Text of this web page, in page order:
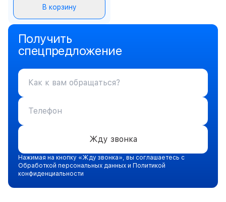
В корзину
Получить
спецпредложение
Жду звонка
Нажимая на кнопку «Жду звонка», вы соглашаетесь с
Обработкой персональных данных и Политикой
конфиденциальности